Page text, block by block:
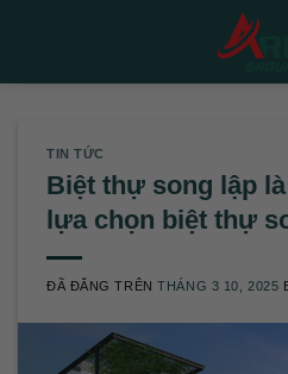
TIN TỨC
Biệt thự song lập
lựa chọn biệt thự
ĐÃ ĐĂNG TRÊNTHÁNG 3 10, 2025